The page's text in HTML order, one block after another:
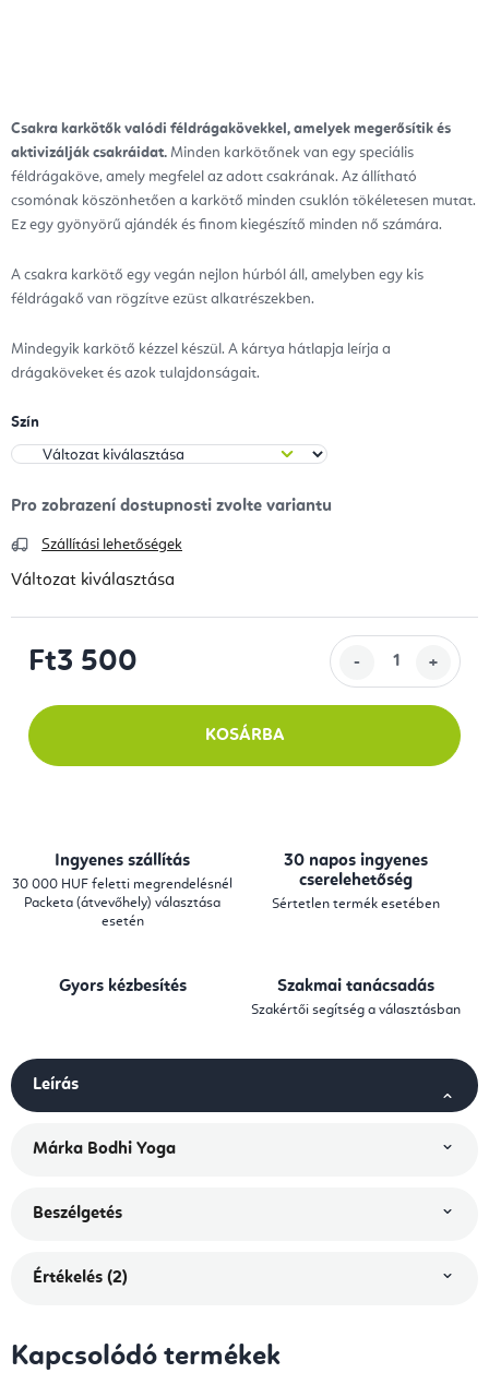
Csakra karkötők valódi féldrágakövekkel, amelyek megerősítik és
aktivizálják csakráidat. Minden karkötőnek van egy speciális
féldrágaköve, amely megfelel az adott csakrának. Az állítható
csomónak köszönhetően a karkötő minden csuklón tökéletesen mutat.
Ez egy gyönyörű ajándék és finom kiegészítő minden nő számára.
A csakra karkötő egy vegán nejlon húrból áll, amelyben egy kis
féldrágakő van rögzítve ezüst alkatrészekben.
Mindegyik karkötő kézzel készül. A kártya hátlapja leírja a
drágaköveket és azok tulajdonságait.
Szín
Szállítási lehetőségek
Változat kiválasztása
Ft3 500
KOSÁRBA
Ingyenes szállítás
30 000 HUF feletti megrendelésnél
Packeta (átvevőhely) választása
esetén
30 napos ingyenes
cserelehetőség
Sértetlen termék esetében
Gyors kézbesítés Szakmai tanácsadás
Szakértői segítség a választásban
Leírás
Márka Bodhi Yoga
Beszélgetés
Értékelés (2)
Kapcsolódó termékek